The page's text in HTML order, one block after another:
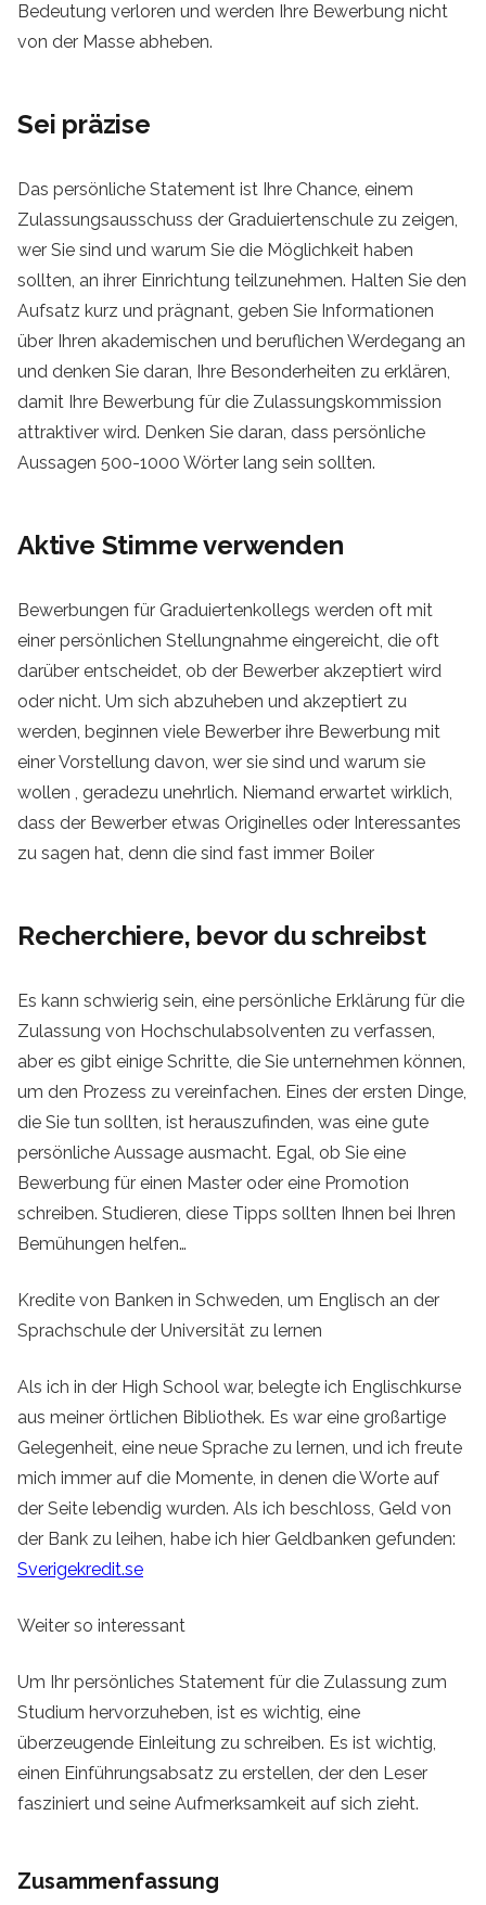
Bedeutung verloren und werden Ihre Bewerbung nicht
von der Masse abheben.
Sei präzise
Das persönliche Statement ist Ihre Chance, einem
Zulassungsausschuss der Graduiertenschule zu zeigen,
wer Sie sind und warum Sie die Möglichkeit haben
sollten, an ihrer Einrichtung teilzunehmen. Halten Sie den
Aufsatz kurz und prägnant, geben Sie Informationen
über Ihren akademischen und beruflichen Werdegang an
und denken Sie daran, Ihre Besonderheiten zu erklären,
damit Ihre Bewerbung für die Zulassungskommission
attraktiver wird. Denken Sie daran, dass persönliche
Aussagen 500-1000 Wörter lang sein sollten.
Aktive Stimme verwenden
Bewerbungen für Graduiertenkollegs werden oft mit
einer persönlichen Stellungnahme eingereicht, die oft
darüber entscheidet, ob der Bewerber akzeptiert wird
oder nicht. Um sich abzuheben und akzeptiert zu
werden, beginnen viele Bewerber ihre Bewerbung mit
einer Vorstellung davon, wer sie sind und warum sie
wollen , geradezu unehrlich. Niemand erwartet wirklich,
dass der Bewerber etwas Originelles oder Interessantes
zu sagen hat, denn die sind fast immer Boiler
Recherchiere, bevor du schreibst
Es kann schwierig sein, eine persönliche Erklärung für die
Zulassung von Hochschulabsolventen zu verfassen,
aber es gibt einige Schritte, die Sie unternehmen können,
um den Prozess zu vereinfachen. Eines der ersten Dinge,
die Sie tun sollten, ist herauszufinden, was eine gute
persönliche Aussage ausmacht. Egal, ob Sie eine
Bewerbung für einen Master oder eine Promotion
schreiben. Studieren, diese Tipps sollten Ihnen bei Ihren
Bemühungen helfen…
Kredite von Banken in Schweden, um Englisch an der
Sprachschule der Universität zu lernen
Als ich in der High School war, belegte ich Englischkurse
aus meiner örtlichen Bibliothek. Es war eine großartige
Gelegenheit, eine neue Sprache zu lernen, und ich freute
mich immer auf die Momente, in denen die Worte auf
der Seite lebendig wurden. Als ich beschloss, Geld von
der Bank zu leihen, habe ich hier Geldbanken gefunden:
Sverigekredit.se
Weiter so interessant
Um Ihr persönliches Statement für die Zulassung zum
Studium hervorzuheben, ist es wichtig, eine
überzeugende Einleitung zu schreiben. Es ist wichtig,
einen Einführungsabsatz zu erstellen, der den Leser
fasziniert und seine Aufmerksamkeit auf sich zieht.
Zusammenfassung